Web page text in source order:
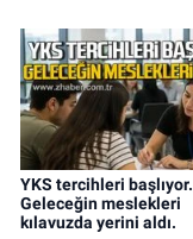
YKS tercihleri başlıyor.
Geleceğin meslekleri
kılavuzda yerini aldı.